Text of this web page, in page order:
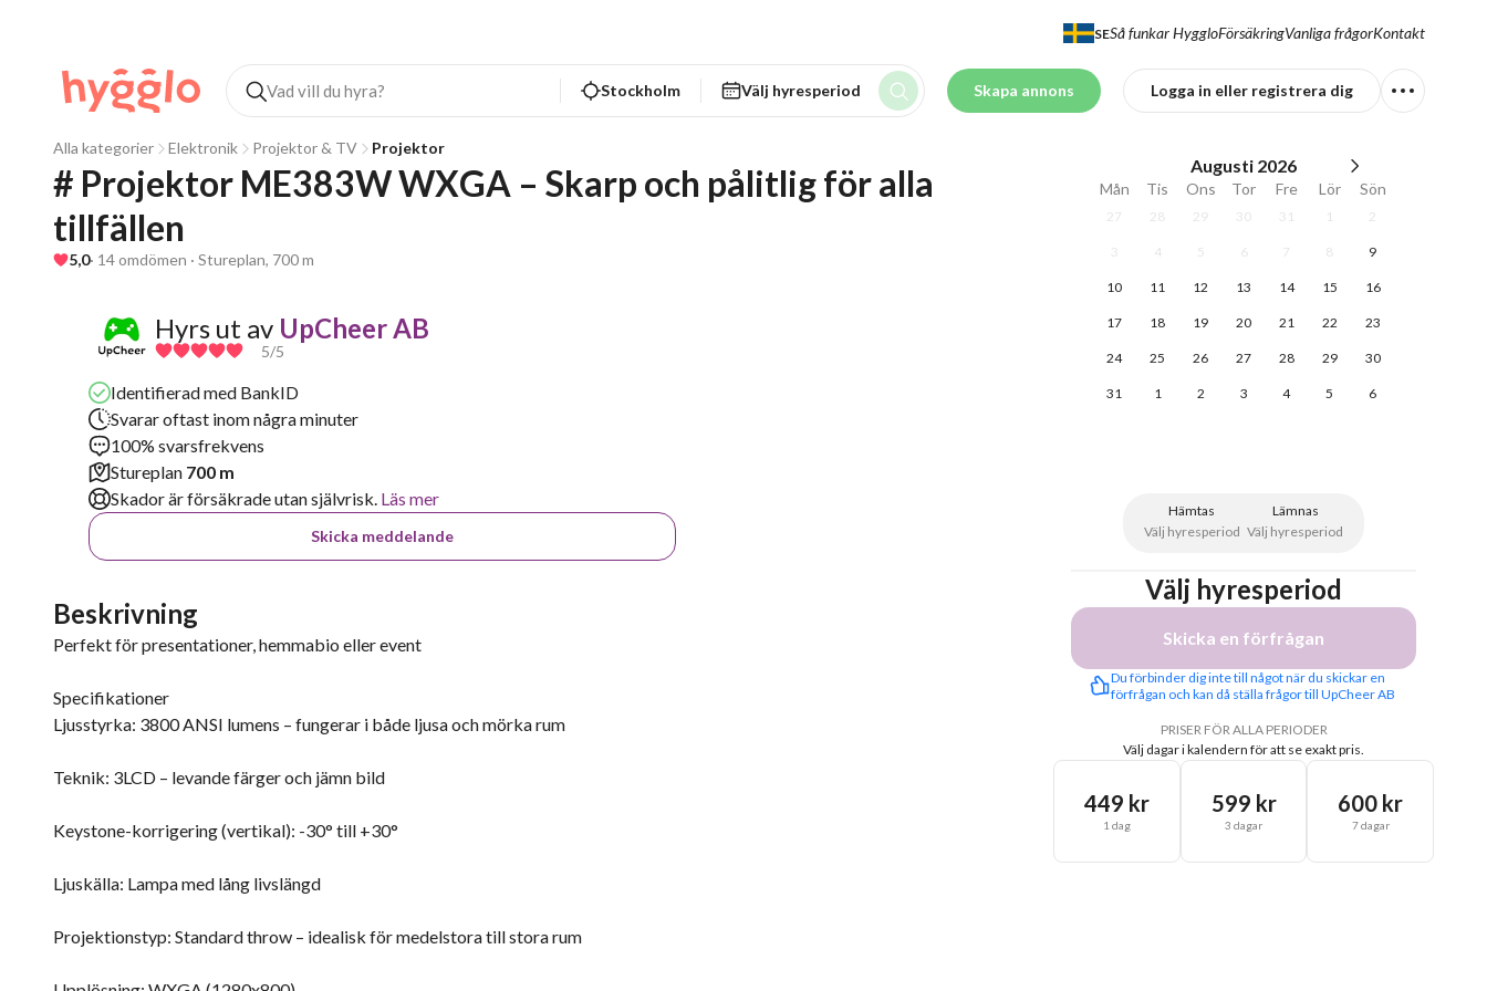
SESå funkar HyggloFörsäkringVanliga frågorKontakt
Stockholm Välj hyresperiod Skapa annons Logga in eller registrera dig
Alla kategorier Elektronik Projektor & TV Projektor
# Projektor ME383W WXGA – Skarp och pålitlig för alla
tillfällen
5,0· 14 omdömen · Stureplan, 700 m
Hyrs ut av UpCheer AB
5/5
Identifierad med BankID
Svarar oftast inom några minuter
100% svarsfrekvens
Stureplan 700 m
Skador är försäkrade utan självrisk. Läs mer
Skicka meddelande
Beskrivning
Perfekt för presentationer, hemmabio eller event
Specifikationer
Ljusstyrka: 3800 ANSI lumens – fungerar i både ljusa och mörka rum
Teknik: 3LCD – levande färger och jämn bild
Keystone-korrigering (vertikal): -30° till +30°
Ljuskälla: Lampa med lång livslängd
Projektionstyp: Standard throw – idealisk för medelstora till stora rum
Augusti 2026
Mån Tis Ons Tor Fre Lör Sön
27 28 29 30 31 1 2
3 4 5 6 7 8 9
10 11 12 13 14 15 16
17 18 19 20 21 22 23
24 25 26 27 28 29 30
31 1 2 3 4 5 6
Hämtas
Välj hyresperiod
Lämnas
Välj hyresperiod
Välj hyresperiod
Skicka en förfrågan
Du förbinder dig inte till något när du skickar en
förfrågan och kan då ställa frågor till UpCheer AB
PRISER FÖR ALLA PERIODER
Välj dagar i kalendern för att se exakt pris.
449 kr
1 dag
599 kr
3 dagar
600 kr
7 dagar